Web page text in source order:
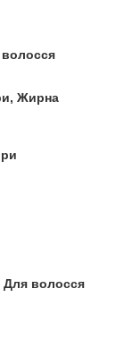
Жирна
волосся